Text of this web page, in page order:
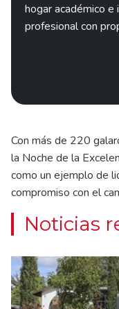
hogar académico e
profesional con
Con más de 220
la Noche de la
como un ejemplo de
compromiso con el
Noticias